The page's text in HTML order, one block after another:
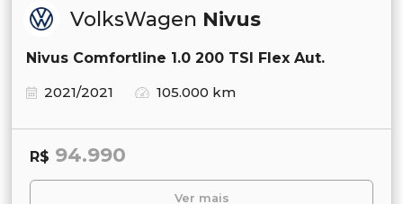
VolksWagen Nivus
Nivus Comfortline 1.0 200 TSI Flex Aut.
2021/2021
105.000 km
R$ 94.990
Ver mais